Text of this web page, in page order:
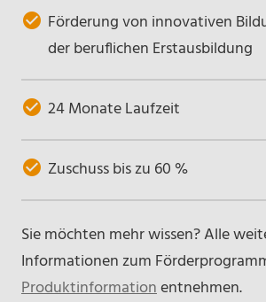
Förderung von innovativen
der beruflichen Erstausbildung
24 Monate Laufzeit
Zuschuss bis zu 60 %
Sie möchten mehr wissen? Alle
Informationen zum
Produktinformationentnehmen.